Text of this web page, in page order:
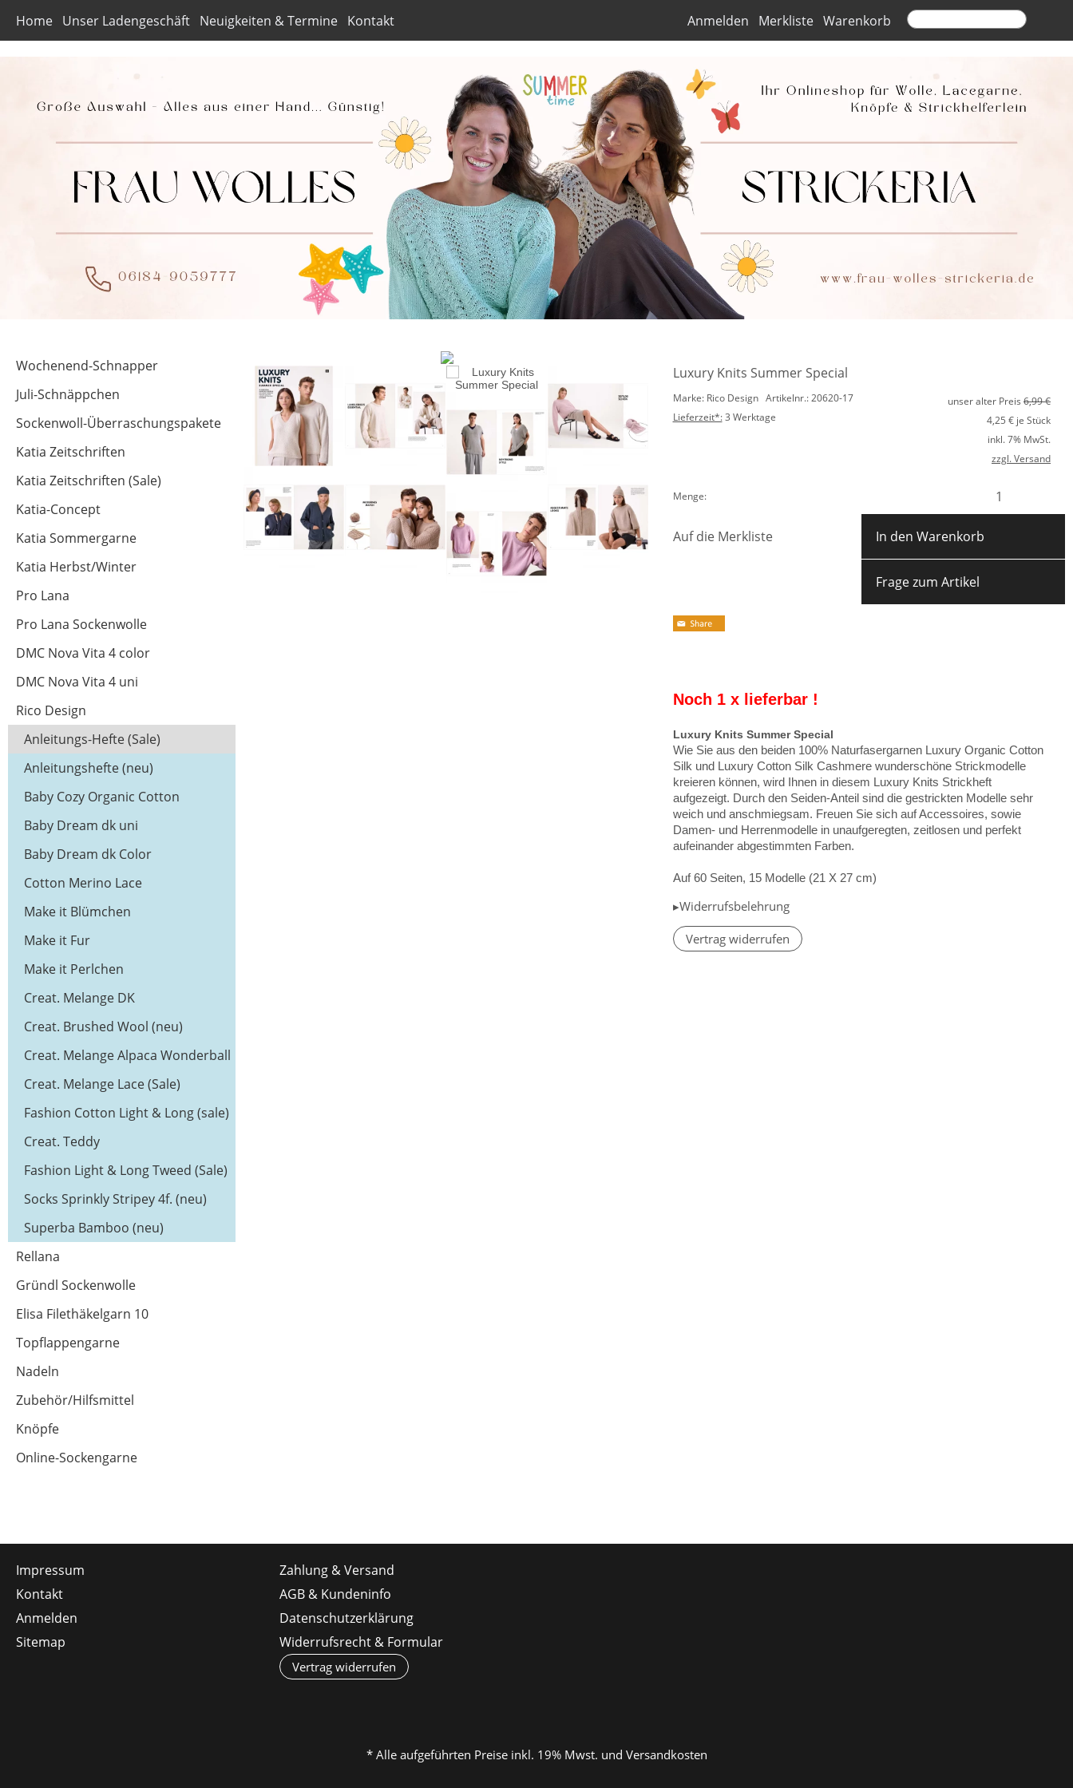
Home Unser Ladengeschäft Neuigkeiten & Termine Kontakt Anmelden Merkliste Warenkorb
Wochenend-Schnapper
Juli-Schnäppchen
Sockenwoll-Überraschungspakete
Katia Zeitschriften
Katia Zeitschriften (Sale)
Katia-Concept
Katia Sommergarne
Katia Herbst/Winter
Pro Lana
Pro Lana Sockenwolle
DMC Nova Vita 4 color
DMC Nova Vita 4 uni
Rico Design
Anleitungs-Hefte (Sale)
Anleitungshefte (neu)
Baby Cozy Organic Cotton
Cashmere (neu)
Baby Dream dk uni
Baby Dream dk Color
Cotton Merino Lace
Make it Blümchen
Make it Fur
Make it Perlchen
Creat. Melange DK
Creat. Brushed Wool (neu)
Creat. Melange Alpaca Wonderball
dk (neu)
Creat. Melange Lace (Sale)
Fashion Cotton Light & Long (sale)
Creat. Teddy
Fashion Light & Long Tweed (Sale)
Socks Sprinkly Stripey 4f. (neu)
Superba Bamboo (neu)
Rellana
Gründl Sockenwolle
Elisa Filethäkelgarn 10
Topflappengarne
Nadeln
Zubehör/Hilfsmittel
Knöpfe
Online-Sockengarne
Luxury Knits Summer Special
Marke: Rico Design Artikelnr.: 20620-17
Lieferzeit*:3 Werktage
unser alter Preis 6,99 €
4,25 € je Stück
inkl. 7% MwSt.
zzgl. Versand
Menge:
Auf die Merkliste In den Warenkorb
Frage zum Artikel
Noch 1 x lieferbar !
Luxury Knits Summer Special
Wie Sie aus den beiden 100% Naturfasergarnen Luxury Organic Cotton
Silk und Luxury Cotton Silk Cashmere wunderschöne Strickmodelle
kreieren können, wird Ihnen in diesem Luxury Knits Strickheft
aufgezeigt. Durch den Seiden-Anteil sind die gestrickten Modelle sehr
weich und anschmiegsam. Freuen Sie sich auf Accessoires, sowie
Damen- und Herrenmodelle in unaufgeregten, zeitlosen und perfekt
aufeinander abgestimmten Farben.
Auf 60 Seiten, 15 Modelle (21 X 27 cm)
▸Widerrufsbelehrung
Vertrag widerrufen
Impressum
Kontakt
Anmelden
Sitemap
Zahlung & Versand
AGB & Kundeninfo
Datenschutzerklärung
Widerrufsrecht & Formular
Vertrag widerrufen
* Alle aufgeführten Preise inkl. 19% Mwst. und Versandkosten